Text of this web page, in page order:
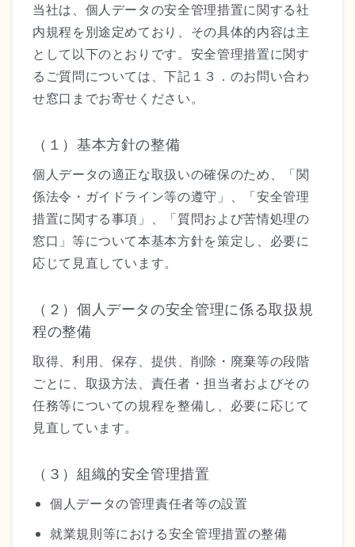
当社は、個人データの安全管理措置に関する社
内規程を別途定めており、その具体的内容は主
として以下のとおりです。安全管理措置に関す
るご質問については、下記１３．のお問い合わ
せ窓口までお寄せください。
（１）基本方針の整備
個人データの適正な取扱いの確保のため、「関
係法令・ガイドライン等の遵守」、「安全管理
措置に関する事項」、「質問および苦情処理の
窓口」等について本基本方針を策定し、必要に
応じて見直しています。
（２）個人データの安全管理に係る取扱規
程の整備
取得、利用、保存、提供、削除・廃棄等の段階
ごとに、取扱方法、責任者・担当者およびその
任務等についての規程を整備し、必要に応じて
見直しています。
（３）組織的安全管理措置
個人データの管理責任者等の設置
就業規則等における安全管理措置の整備